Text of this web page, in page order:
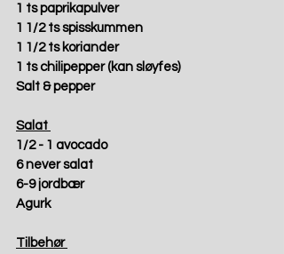
1 ts paprikapulver
1 1/2 ts spisskummen
1 1/2 ts koriander
1 ts chilipepper (kan sløyfes)
Salt & pepper
Salat
1/2 - 1 avocado
6 never salat
6-9 jordbær
Agurk
Tilbehør